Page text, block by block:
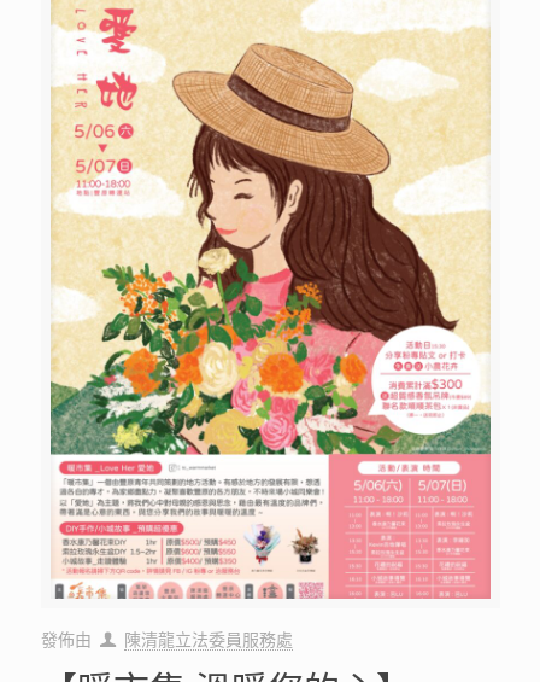
發佈由 陳清龍立法委員服務處